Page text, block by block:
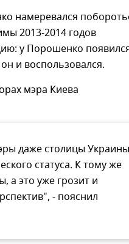
намеревался
2013-2014 годов
у Порошенко
и воспользовался.
мэра Киева
даже столицы Украины
статуса. К тому же
а это уже грозит и
- пояснил